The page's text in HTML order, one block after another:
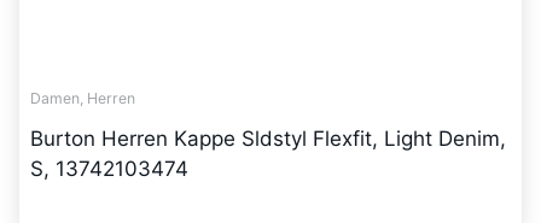
Damen, Herren
Burton Herren Kappe Sldstyl Flexfit, Light Denim,
S, 13742103474